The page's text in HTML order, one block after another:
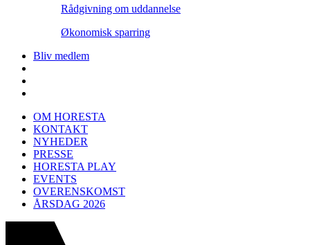
Rådgivning om uddannelse
Økonomisk sparring
Bliv medlem
OM HORESTA
KONTAKT
NYHEDER
PRESSE
HORESTA PLAY
EVENTS
OVERENSKOMST
ÅRSDAG 2026